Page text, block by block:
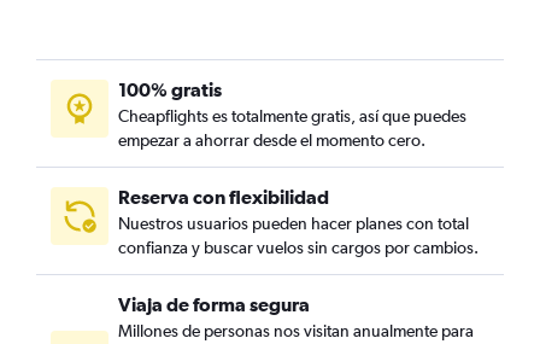
100% gratis
Cheapflights es totalmente gratis, así que puedes
empezar a ahorrar desde el momento cero.
Reserva con flexibilidad
Nuestros usuarios pueden hacer planes con total
confianza y buscar vuelos sin cargos por cambios.
Viaja de forma segura
Millones de personas nos visitan anualmente para